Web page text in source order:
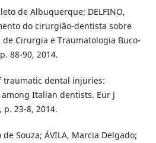
de Albuquerque; DELFINO,
do cirurgião-dentista sobre
Cirurgia e Traumatologia Buco-
88-90, 2014.
traumatic dental injuries:
Italian dentists. Eur J
p. 23-8, 2014.
de Souza; ÁVILA, Marcia Delgado;